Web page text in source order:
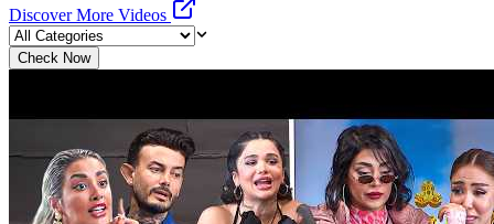
Discover More Videos
Check Now